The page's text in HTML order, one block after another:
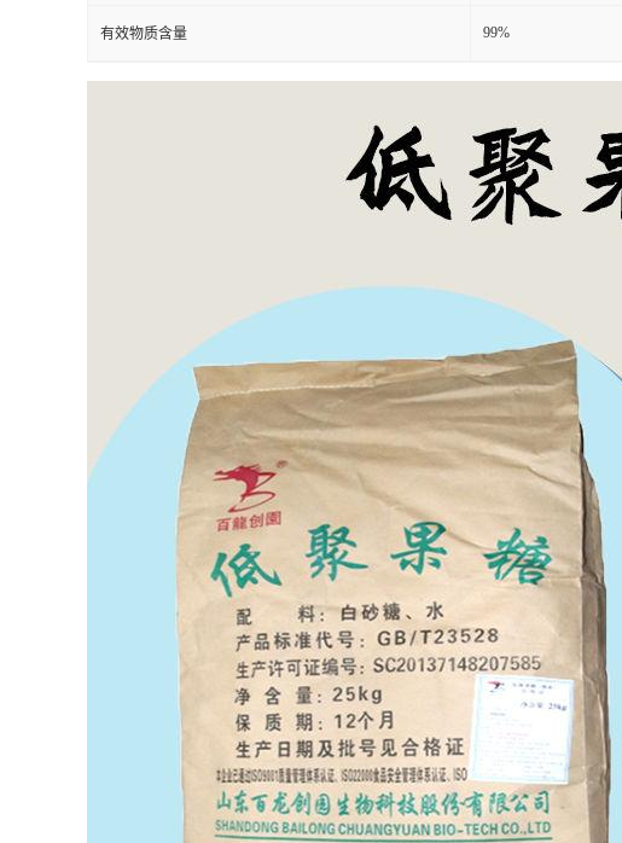
有效物质含量 99%